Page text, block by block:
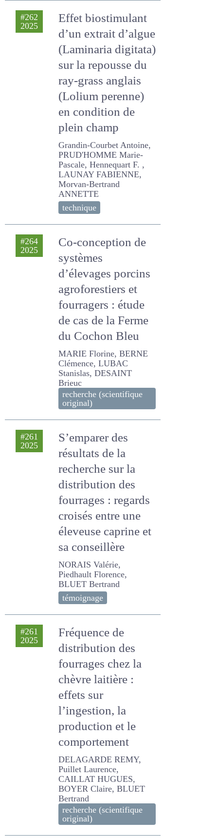
technique
Effet biostimulant
d’un extrait d’algue
(Laminaria digitata)
sur la repousse du
ray-grass anglais
(Lolium perenne)
en condition de
plein champ
Grandin-Courbet Antoine,
PRUD'HOMME Marie-
Pascale, Hennequart F. ,
LAUNAY FABIENNE,
Co-conception de
systèmes
d’élevages porcins
agroforestiers et
fourragers : étude
du Cochon Bleu
MARIE Florine, BERNE
Clémence, LUBAC
Stanislas, DESAINT Brieuc
recherche (scientifique
original)
#261
S’emparer des
résultats de la
recherche sur la
distribution des
fourrages : regards
croisés entre une
éleveuse caprine et
sa conseillère
NORAIS Valérie, Piedhault
Florence, BLUET Bertrand
témoignage
#261
2025
Fréquence de
distribution des
fourrages chez la
chèvre laitière :
effets sur
l’ingestion, la
production et le
comportement
DELAGARDE REMY, Puillet
Laurence, CAILLAT
HUGUES, BOYER Claire,
BLUET Bertrand
recherche (scientifique
original)